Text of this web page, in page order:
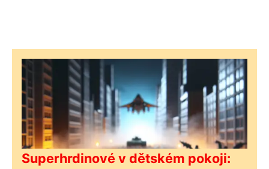
Superhrdinové v dětském pokoji: